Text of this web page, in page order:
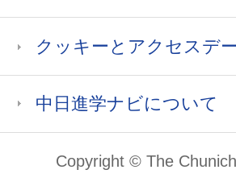
クッキーとアクセスデ
中日進学ナビについて
Copyright © The